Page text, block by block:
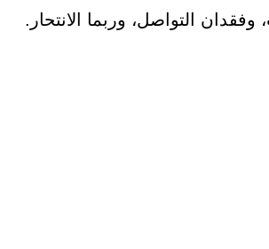
وفقدان التواصل، وربما الانتحار.